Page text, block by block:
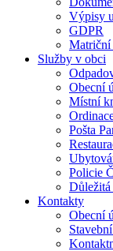
Výpisy
GDPR
Matriční
Služby v obci
Obecní
Místní
Pošta
Policie
Důležitá
Kontakty
Obecní